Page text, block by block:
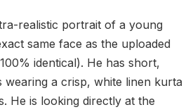
realistic portrait of a young
same face as the uploaded
identical). He has short,
wearing a crisp, white linen kurta
He is looking directly at the